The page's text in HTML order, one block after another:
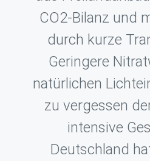
CO2-Bilanz und
durch kurze
Geringere
natürlichen
zu vergessen
intensive
Deutschland